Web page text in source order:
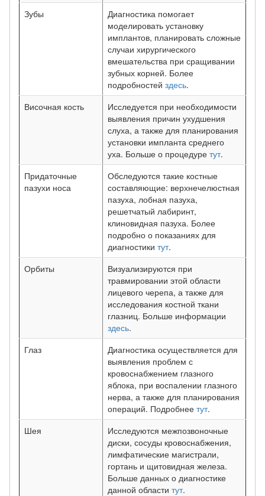
Зубы
Диагностика помогает
моделировать установку
имплантов, планировать сложные
случаи хирургического
вмешательства при сращивании
зубных корней. Более
подробностей здесь.
Височная кость
Исследуется при необходимости
выявления причин ухудшения
слуха, а также для планирования
установки импланта среднего
уха. Больше о процедуре тут.
Придаточные
пазухи носа
Обследуются такие костные
составляющие: верхнечелюстная
пазуха, лобная пазуха,
решетчатый лабиринт,
клиновидная пазуха. Более
подробно о показаниях для
диагностики тут.
Орбиты
Визуализируются при
травмировании этой области
лицевого черепа, а также для
исследования костной ткани
глазниц. Больше информации
здесь.
Глаз
Диагностика осуществляется для
выявления проблем с
кровоснабжением глазного
яблока, при воспалении глазного
нерва, а также для планирования
операций. Подробнее тут.
Шея
Исследуются межпозвоночные
диски, сосуды кровоснабжения,
лимфатические магистрали,
гортань и щитовидная железа.
Больше данных о диагностике
данной области тут.